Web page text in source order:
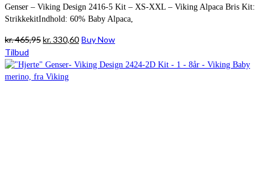
Genser – Viking Design 2416-5 Kit – XS-XXL – Viking Alpaca Bris Kit:
StrikkekitIndhold: 60% Baby Alpaca,
kr.465,95Den
pris
var:
kr.330,60Den
pris
Buy Now
Tilbud